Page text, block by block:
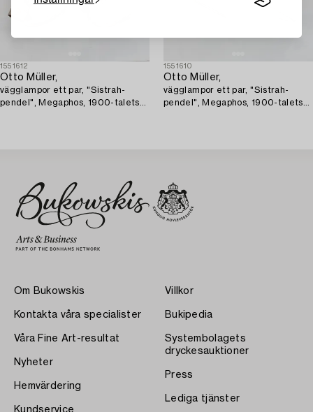
1551612
Otto Müller,
vägglampor ett par, "Sistrah-
pendel", Megaphos, 1900-talets
1551610
Otto Müller,
vägglampor ett par, "Sistrah-
pendel", Megaphos, 1900-talets
Om Bukowskis
Kontakta våra specialister
Våra Fine Art-resultat
Nyheter
Hemvärdering
Kundservice
Villkor
Bukipedia
Systembolagets
dryckesauktioner
Press
Lediga tjänster